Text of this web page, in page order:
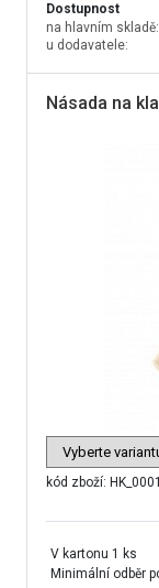
Dostupnost
na hlavním skladě:
u dodavatele:
Násada na
kód zboží:
V kartonu 1 ks
Minimální odběr